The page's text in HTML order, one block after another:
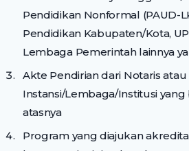
Pendidikan Nonformal (PAUD-
Pendidikan Kabupaten/Kota,
Lembaga Pemerintah lainnya
Akte Pendirian dari Notaris atau
Instansi/Lembaga/Institusi
atasnya
Program yang diajukan